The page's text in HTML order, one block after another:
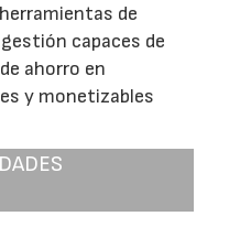
de
capaces de
ahorro en
y monetizables